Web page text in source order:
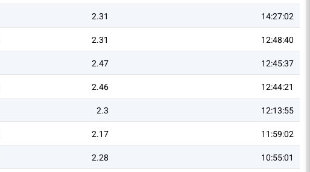
14:27:02
2.31
12:48:40
2.31
12:45:37
2.47
12:44:21
2.46
12:13:55
2.3
11:59:02
2.17
10:55:01
2.28